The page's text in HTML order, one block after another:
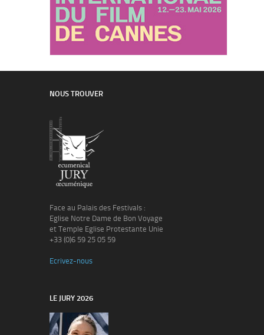
NOUS TROUVER
Face au Palais des Festivals :
Eglise Notre Dame de Bon Voyage
et Temple Eglise Protestante Unie
+33 (0)6 59 25 05 59
Ecrivez-nous
LE JURY 2026